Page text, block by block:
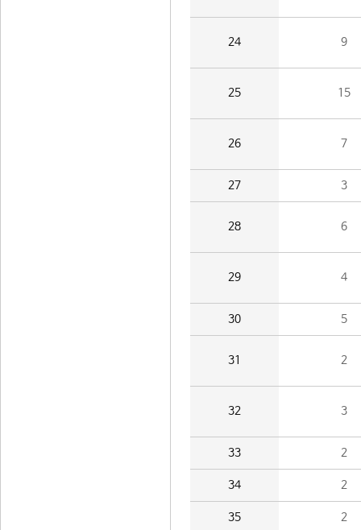
24 9
25 15
26 7
27 3
28 6
29 4
30 5
31 2
32 3
33 2
34 2
35 2